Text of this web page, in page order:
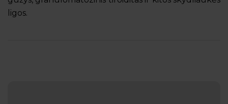
ligos.